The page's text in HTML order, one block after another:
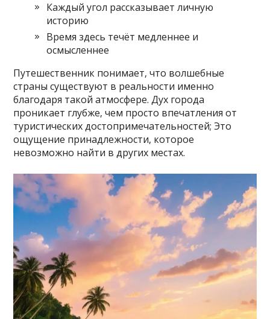
Каждый угол рассказывает личную
историю
Время здесь течёт медленнее и
осмысленнее
Путешественник понимает‚ что волшебные
страны существуют в реальности именно
благодаря такой атмосфере. Дух города
проникает глубже‚ чем просто впечатления от
туристических достопримечательностей; Это
ощущение принадлежности‚ которое
невозможно найти в других местах.